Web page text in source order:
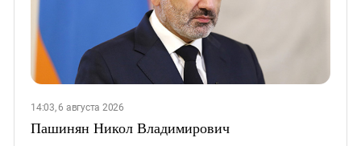
14:03, 6 августа 2026
Пашинян Никол Владимирович